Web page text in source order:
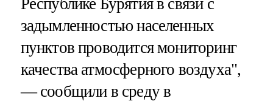
задымленностью населенных
пунктов проводится мониторинг
качества атмосферного воздуха",
— сообщили в среду в